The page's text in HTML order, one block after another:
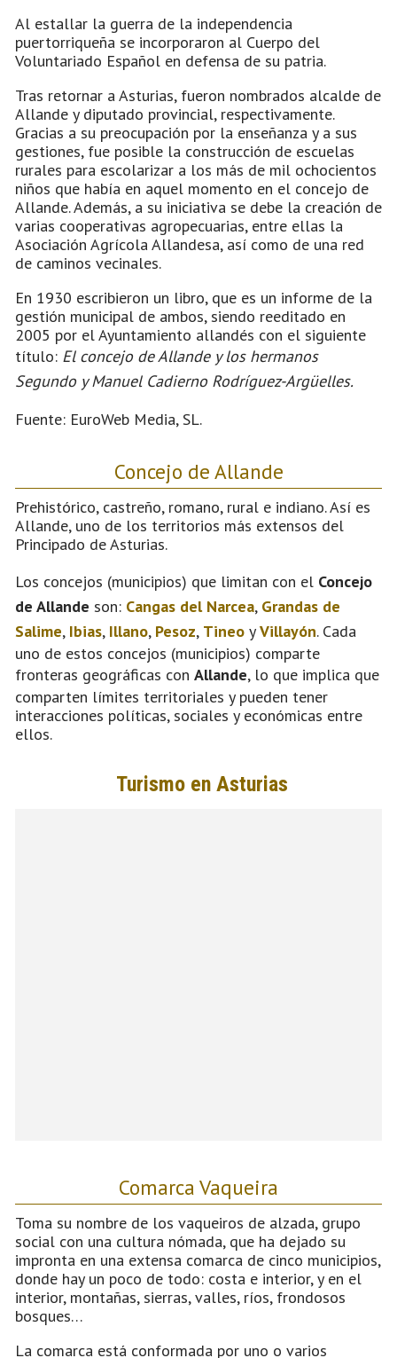
Al estallar la guerra de la independencia
puertorriqueña se incorporaron al Cuerpo del
Voluntariado Español en defensa de su patria.
Tras retornar a Asturias, fueron nombrados alcalde de
Allande y diputado provincial, respectivamente.
Gracias a su preocupación por la enseñanza y a sus
gestiones, fue posible la construcción de escuelas
rurales para escolarizar a los más de mil ochocientos
niños que había en aquel momento en el concejo de
Allande. Además, a su iniciativa se debe la creación de
varias cooperativas agropecuarias, entre ellas la
Asociación Agrícola Allandesa, así como de una red
de caminos vecinales.
En 1930 escribieron un libro, que es un informe de la
gestión municipal de ambos, siendo reeditado en
2005 por el Ayuntamiento allandés con el siguiente
título: El concejo de Allande y los hermanos
Segundo y Manuel Cadierno Rodríguez-Argüelles.
Fuente: EuroWeb Media, SL.
Concejo de Allande
Prehistórico, castreño, romano, rural e indiano. Así es
Allande, uno de los territorios más extensos del
Principado de Asturias.
Los concejos (municipios) que limitan con el Concejo
de Allande son: Cangas del Narcea, Grandas de
Salime, Ibias, Illano, Pesoz, Tineo yVillayón. Cada
uno de estos concejos (municipios) comparte
fronteras geográficas con Allande, lo que implica que
comparten límites territoriales y pueden tener
interacciones políticas, sociales y económicas entre
ellos.
Comarca Vaqueira
Toma su nombre de los vaqueiros de alzada, grupo
social con una cultura nómada, que ha dejado su
impronta en una extensa comarca de cinco municipios,
donde hay un poco de todo: costa e interior, y en el
interior, montañas, sierras, valles, ríos, frondosos
bosques…
La comarca está conformada por uno o varios